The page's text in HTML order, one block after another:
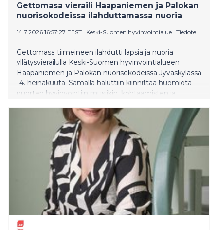
Gettomasa vieraili Haapaniemen ja Palokan
nuorisokodeissa ilahduttamassa nuoria
14.7.2026 16:57:27 EEST | Keski-Suomen hyvinvointialue | Tiedote
Gettomasa tiimeineen ilahdutti lapsia ja nuoria
yllätysvierailulla Keski-Suomen hyvinvointialueen
Haapaniemen ja Palokan nuorisokodeissa Jyväskylässä
14. heinäkuuta. Samalla haluttiin kiinnittää huomiota
nuorten hyvinvointiin musiikin, kohtaamisten ja